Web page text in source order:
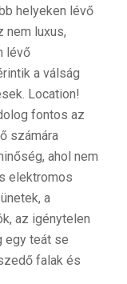
helyeken lévő
nem luxus,
lévő
a válság
Location!
fontos az
számára
ahol nem
elektromos
a
az igénytelen
egy teát se
falak és